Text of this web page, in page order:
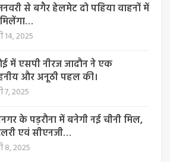
से बगैर हेलमेट दो पहिया वाहनों में
14, 2025
में एसपी नीरज जादौन ने एक
और अनूठी पहल की।
7, 2025
के पड़रौना में बनेगी नई चीनी मिल,
एवं सीएनजी…
8, 2025